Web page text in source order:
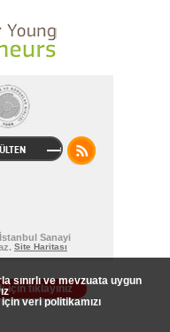
Sanayi
Site Haritası
tıklayınız
sınırlı ve mevzuata uygun
veri politikamızı